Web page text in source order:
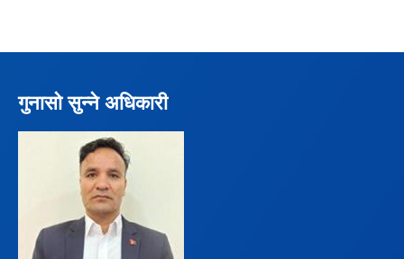
गुनासो सुन्ने अधिकारी